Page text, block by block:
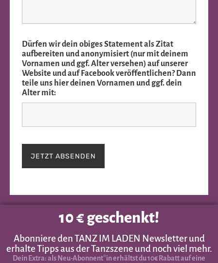
Dürfen wir dein obiges Statement als Zitat
aufbereiten und anonymisiert (nur mit deinem
Vornamen und ggf. Alter versehen) auf unserer
Website und auf Facebook veröffentlichen? Dann
teile uns hier deinen Vornamen und ggf. dein
Alter mit:
10 € geschenkt!
Abonniere den TANZ IM LADEN Newsletter und
erhalte Tipps aus der Tanzszene und noch viel mehr.
Dein Extra: als Neu-Abonnent*in erhältst du 10€ Rabatt auf eine